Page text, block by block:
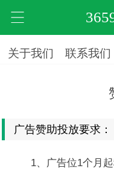
关于我们 联系我们
广告赞助投放要求：
1、广告位1个月